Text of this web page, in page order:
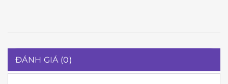
ĐÁNH GIÁ (0)